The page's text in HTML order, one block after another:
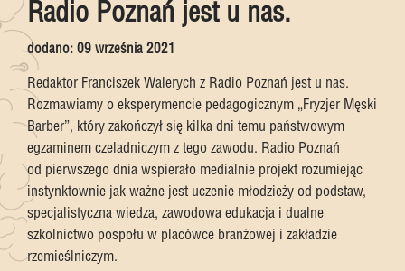
Radio Poznań jest u nas.
dodano: 09 września 2021
Redaktor Franciszek Walerych z Radio Poznań jest u nas.
Rozmawiamy o eksperymencie pedagogicznym „Fryzjer Męski
Barber”, który zakończył się kilka dni temu państwowym
egzaminem czeladniczym z tego zawodu. Radio Poznań
od pierwszego dnia wspierało medialnie projekt rozumiejąc
instynktownie jak ważne jest uczenie młodzieży od podstaw,
specjalistyczna wiedza, zawodowa edukacja i dualne
szkolnictwo pospołu w placówce branżowej i zakładzie
rzemieślniczym.